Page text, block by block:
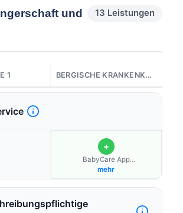
und
13 Leistungen
1 BERGISCHE KRANKENKASSE
+
BabyCare App
(Vorsorgeprogramm)
mehr